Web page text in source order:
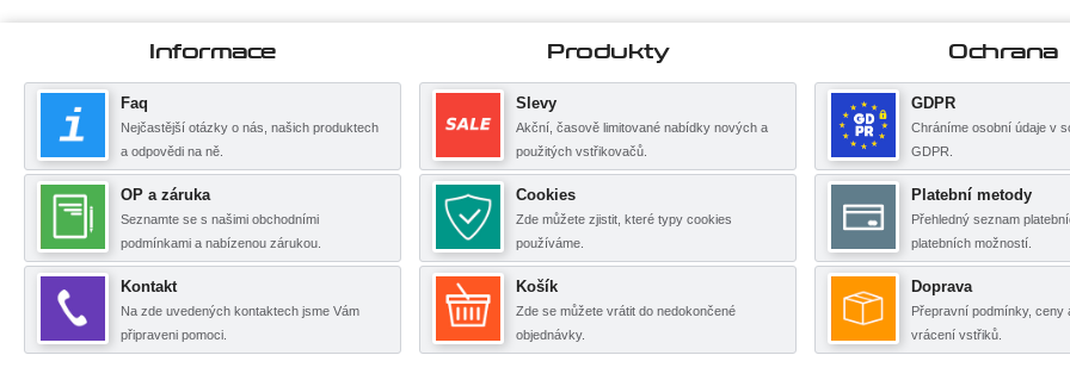
Informace
Faq
Nejčastější otázky o nás, našich produktech
a odpovědi na ně.
OP a záruka
Seznamte se s našimi obchodními
podmínkami a nabízenou zárukou.
Kontakt
Na zde uvedených kontaktech jsme Vám
připraveni pomoci.
Produkty
Slevy
Akční, časově limitované nabídky nových a
použitých vstřikovačů.
Cookies
Zde můžete zjistit, které typy cookies
používáme.
Košík
Zde se můžete vrátit do nedokončené
objednávky.
Ochrana
GDPR
Chráníme osobní údaje v
GDPR.
Platební metody
Přehledný seznam
platebních možností.
Doprava
Přepravní podmínky, ceny
vrácení vstřiků.